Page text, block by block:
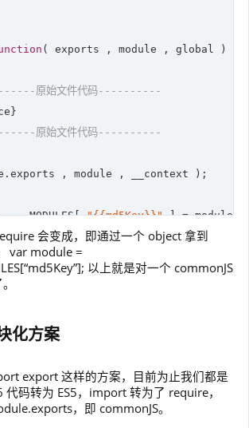
( exports , module , global )
原始文件代码----------
原始文件代码----------
.exports , module , __context );
"{{md5Key}}" ] = module
会变成，即通过一个 object 拿到
var module =
以上就是对一个 commonJS
化方案
export 这样的方案，目前为止我们都是
代码转为 ES5，import 转为了 require，
，即 commonJS。